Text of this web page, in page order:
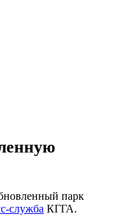
парк
служба КГГА.